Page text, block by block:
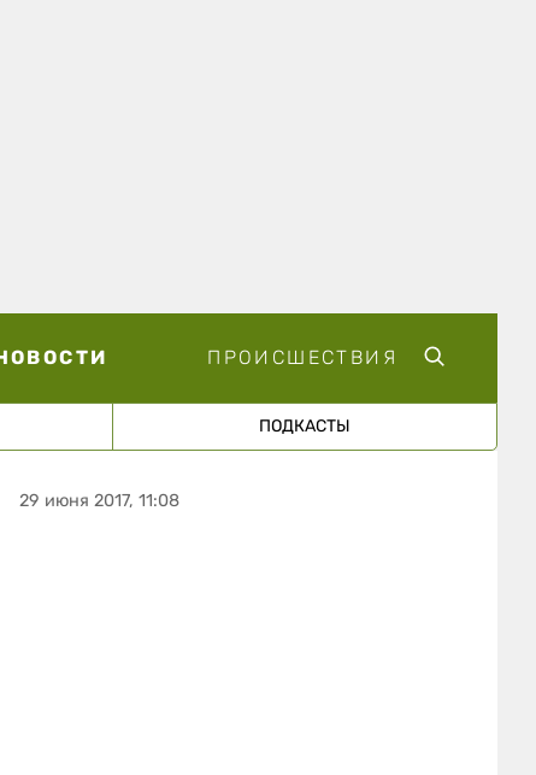
ПРОИСШЕСТВИЯ
ПОДКАСТЫ
29 июня 2017, 11:08